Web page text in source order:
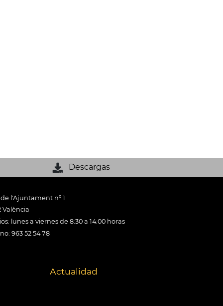
Descargas
l'Ajuntament nº 1
València
lunes a viernes de 8:30 a 14:00 horas
963 52 54 78
Actualidad